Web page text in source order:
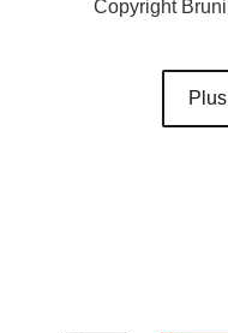
Copyright